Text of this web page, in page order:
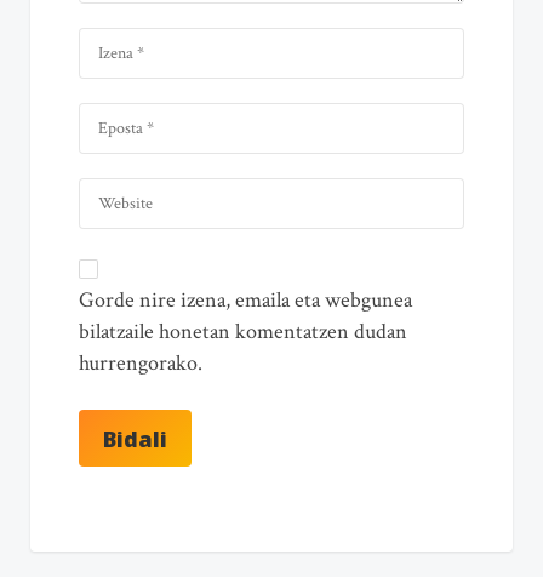
Gorde nire izena, emaila eta webgunea
bilatzaile honetan komentatzen dudan
hurrengorako.